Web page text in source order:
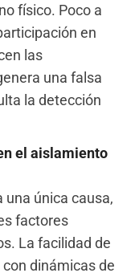
físico. Poco a
en
las
una falsa
la detección
el aislamiento
única causa,
factores
La facilidad de
dinámicas de